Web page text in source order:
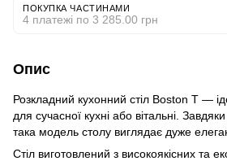
ПОКУПКА ЧАСТИНАМИ
4 платежі по 3 285.00 грн
Опис
Розкладний кухонний стіл Boston T —
для сучасної кухні або вітальні.
така модель столу виглядає дуже
Стіл виготовлений з високоякісних та